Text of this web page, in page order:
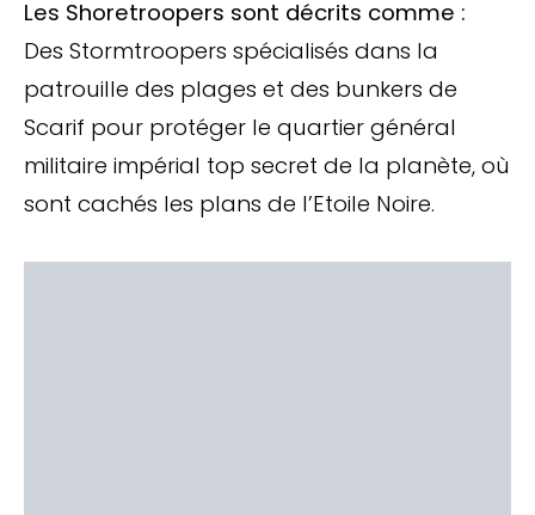
Les Shoretroopers sont décrits comme :
Des Stormtroopers spécialisés dans la
patrouille des plages et des bunkers de
Scarif pour protéger le quartier général
militaire impérial top secret de la planète, où
sont cachés les plans de l’Etoile Noire.